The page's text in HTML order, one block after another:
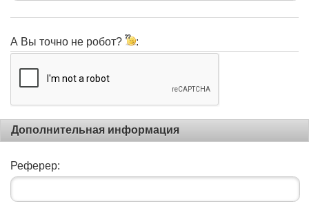
А Вы точно не робот? :
Дополнительная информация
Реферер: